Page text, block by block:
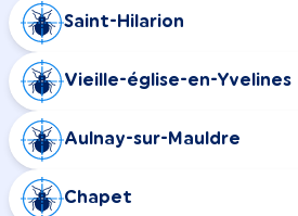
Saint-Hilarion
Vieille-église-en-Yvelines
Aulnay-sur-Mauldre
Chapet